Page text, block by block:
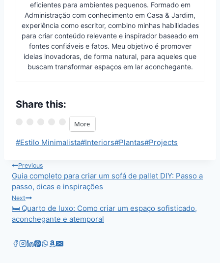
eficientes para ambientes pequenos. Formado em
Administração com conhecimento em Casa & Jardim,
experiência como escritor, combino minhas habilidades
para criar conteúdo relevante e inspirador baseado em
fontes confiáveis e fatos. Meu objetivo é promover
ideias inovadoras, de forma natural, para aqueles que
buscam transformar espaços em lar aconchegante.
Share this:
More
Post
#Estilo Minimalista#Interiors#Plantas#Projects
Post
navigation
Previous
Guia completo para criar um sofá de pallet DIY: Passo a
passo, dicas e inspirações
Next
🛏️ Quarto de luxo: Como criar um espaço sofisticado,
aconchegante e atemporal